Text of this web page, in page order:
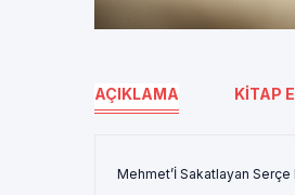
AÇIKLAMA KITAP
Mehmet’İ Sakatlayan